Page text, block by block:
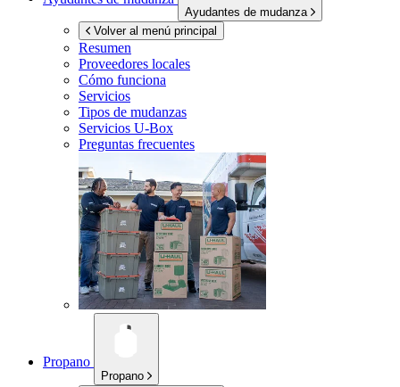
Ayudantes de mudanza
Volver al menú principal
Resumen
Proveedores locales
Cómo funciona
Servicios
Tipos de mudanzas
Servicios U-Box
Preguntas frecuentes
Propano
Propano